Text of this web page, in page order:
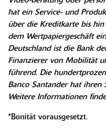
hat ein Service- und
über die Kreditkarte bis
dem Wertpapiergeschäft
Deutschland ist die Bank
Finanzierer von Mobilität
führend. Die
Banco Santander hat ihren
Weitere Informationen
*Bonität vorausgesetzt.